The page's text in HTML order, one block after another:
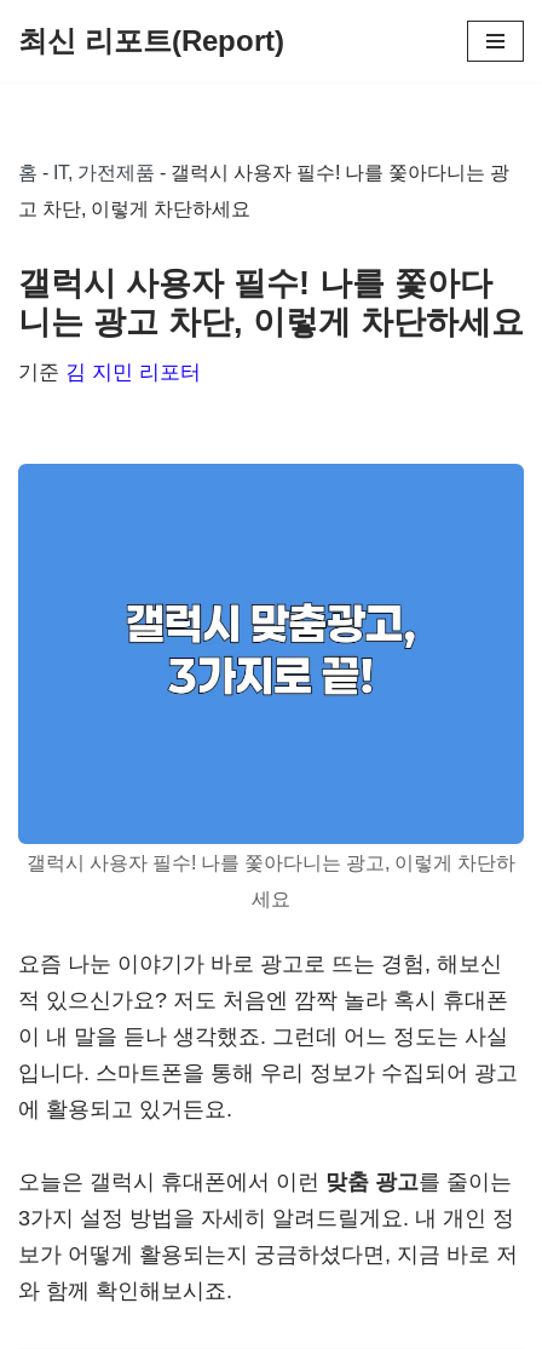
로
건
뛰
기
최신 리포트(Report)
홈 - IT, 가전제품 - 갤럭시 사용자 필수! 나를 쫓아다니는 광
고 차단, 이렇게 차단하세요
갤럭시 사용자 필수! 나를 쫓아다
니는 광고 차단, 이렇게 차단하세요
기준 김 지민 리포터
갤럭시 사용자 필수! 나를 쫓아다니는 광고, 이렇게 차단하
세요
요즘 나눈 이야기가 바로 광고로 뜨는 경험, 해보신
적 있으신가요? 저도 처음엔 깜짝 놀라 혹시 휴대폰
이 내 말을 듣나 생각했죠. 그런데 어느 정도는 사실
입니다. 스마트폰을 통해 우리 정보가 수집되어 광고
에 활용되고 있거든요.
오늘은 갤럭시 휴대폰에서 이런 맞춤 광고를 줄이는
3가지 설정 방법을 자세히 알려드릴게요. 내 개인 정
보가 어떻게 활용되는지 궁금하셨다면, 지금 바로 저
와 함께 확인해보시죠.